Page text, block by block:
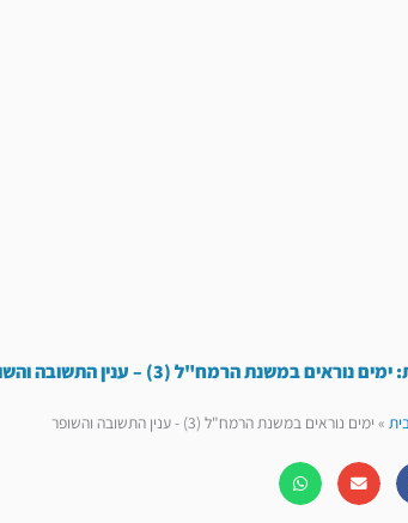
נוראים במשנת הרמח"ל (3) – ענין התשובה והשופר
» ימים נוראים במשנת הרמח"ל (3) - ענין התשובה והשופר